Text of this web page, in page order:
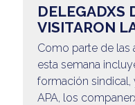
DELEGADXS
VISITARON
Como parte de las
esta semana
formación sindical,
APA, los